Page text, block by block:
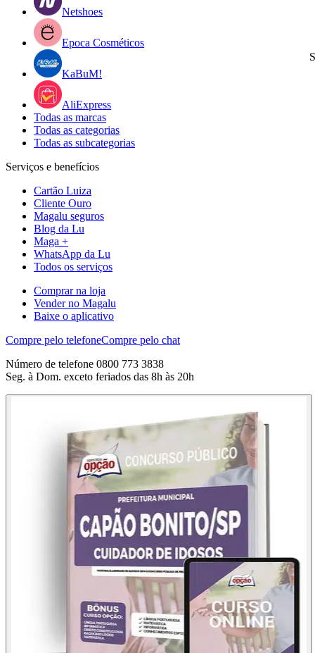
Netshoes
Epoca Cosméticos
KaBuM!
AliExpress
Todas as marcas
Todas as categorias
Todas as subcategorias
Serviços e benefícios
Cartão Luiza
Cliente Ouro
Magalu seguros
Blog da Lu
Maga +
WhatsApp da Lu
Todos os serviços
Comprar na loja
Vender no Magalu
Baixe o aplicativo
Compre pelo telefoneCompre pelo chat
Número de telefone 0800 773 3838
Seg. à Dom. exceto feriados das 8h às 20h